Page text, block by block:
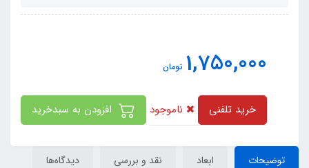
1,750,000 تومان
خرید تلفنی ناموجود
توضیحات ابعاد نقد و بررسی دیدگاه‌ها